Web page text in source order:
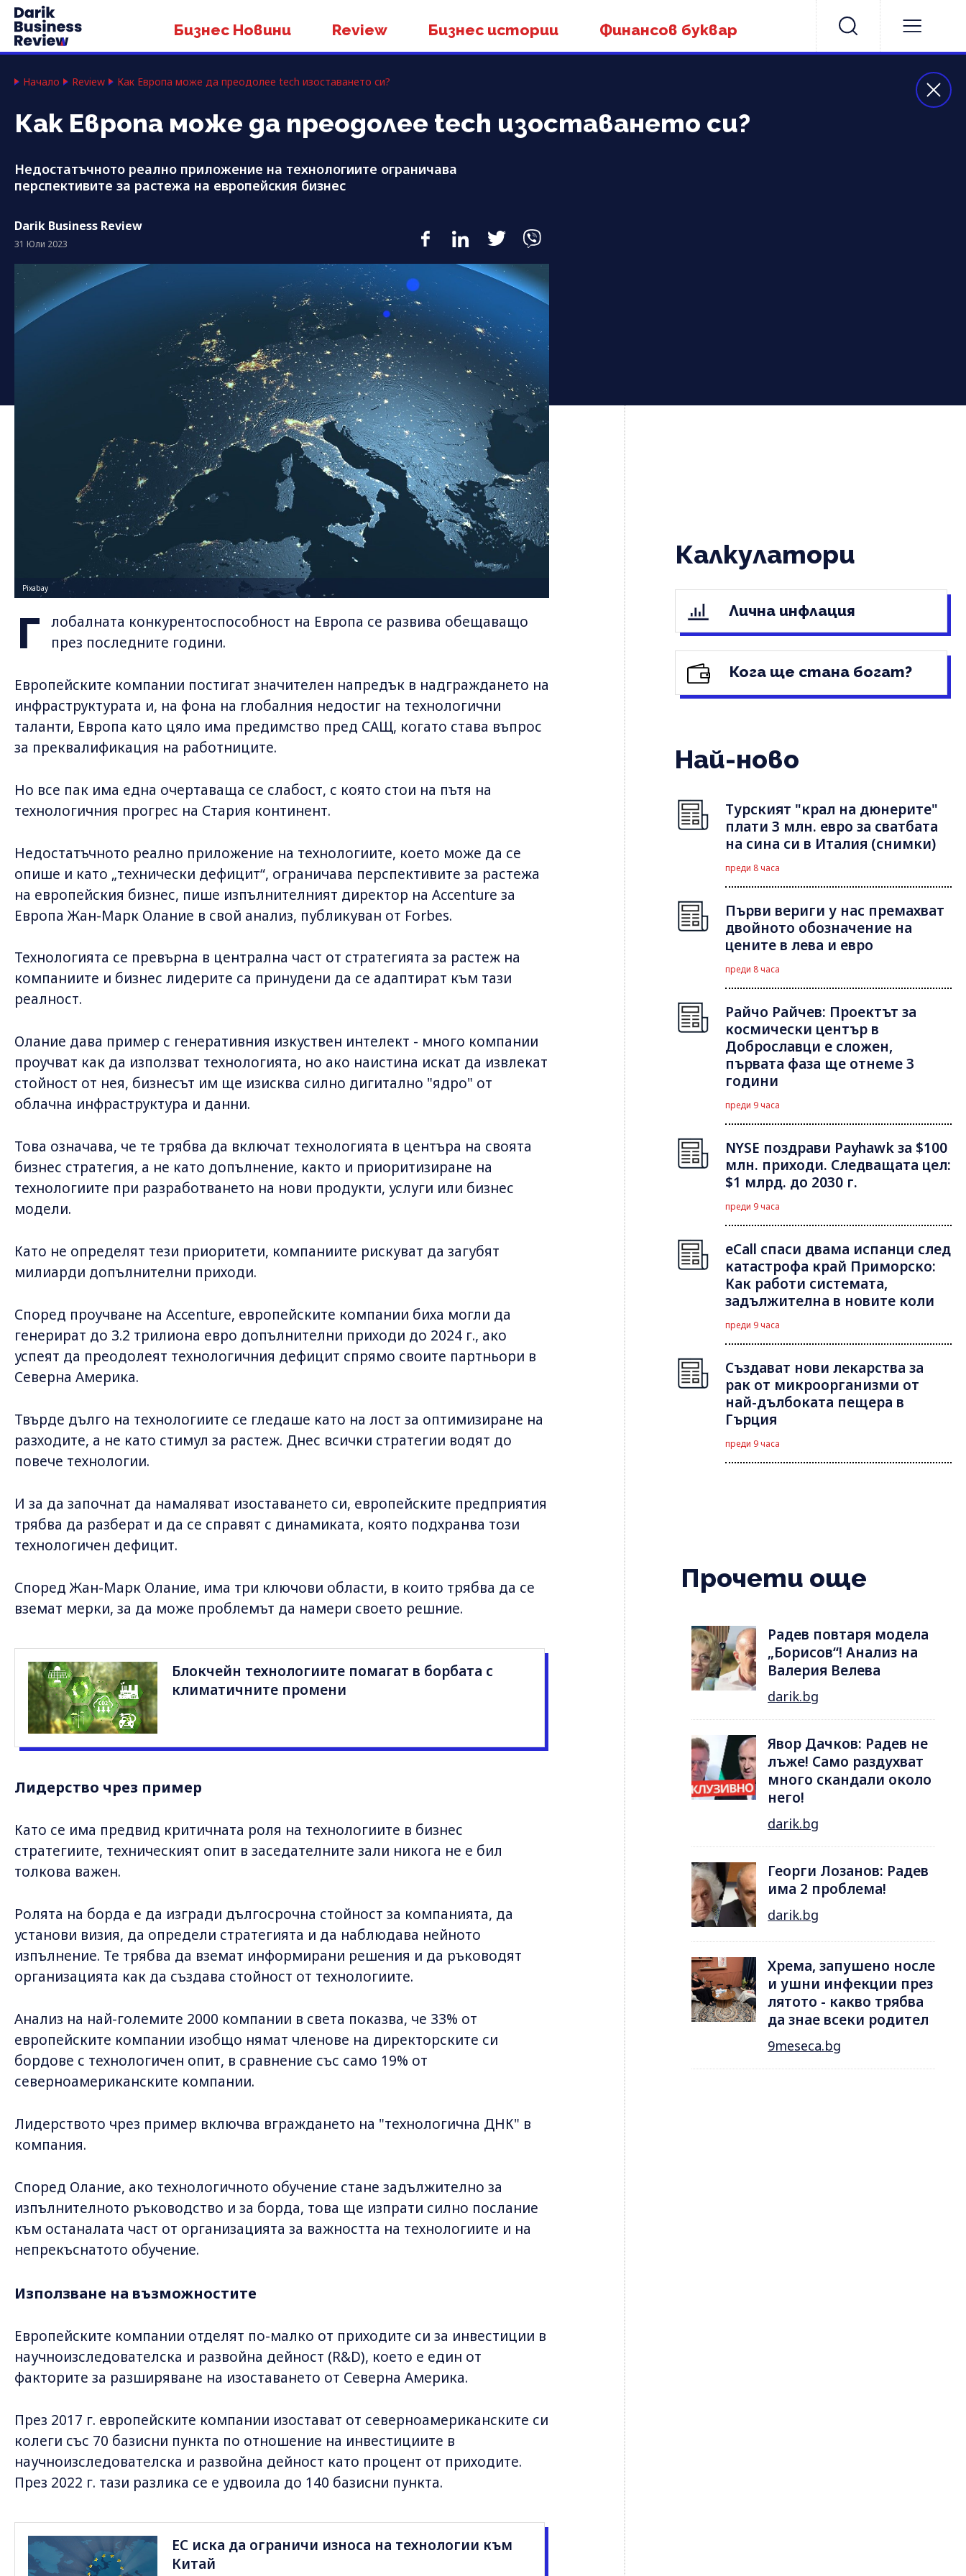
Бизнес Новини Review Бизнес истории Финансов буквар
Начало Review Как Европа може да преодолее tech изоставането си?
Как Европа може да преодолее tech изоставането си?
Недостатъчното реално приложение на технологиите ограничава
перспективите за растежа на европейския бизнес
Darik Business Review
31 Юли 2023
Pixabay
Г
лобалната конкурентоспособност на Европа се развива обещаващо
през последните години.
Европейските компании постигат значителен напредък в надграждането на
инфраструктурата и, на фона на глобалния недостиг на технологични
таланти, Европа като цяло има предимство пред САЩ, когато става въпрос
за преквалификация на работниците.
Но все пак има една очертаваща се слабост, с която стои на пътя на
технологичния прогрес на Стария континент.
Недостатъчното реално приложение на технологиите, което може да се
опише и като „технически дефицит“, ограничава перспективите за растежа
на европейския бизнес, пише изпълнителният директор на Accenture за
Европа Жан-Марк Олание в свой анализ, публикуван от Forbes.
Технологията се превърна в централна част от стратегията за растеж на
компаниите и бизнес лидерите са принудени да се адаптират към тази
реалност.
Олание дава пример с генеративния изкуствен интелект - много компании
проучват как да използват технологията, но ако наистина искат да извлекат
стойност от нея, бизнесът им ще изисква силно дигитално "ядро" от
облачна инфраструктура и данни.
Това означава, че те трябва да включат технологията в центъра на своята
бизнес стратегия, а не като допълнение, както и приоритизиране на
технологиите при разработването на нови продукти, услуги или бизнес
модели.
Като не определят тези приоритети, компаниите рискуват да загубят
милиарди допълнителни приходи.
Според проучване на Accenture, европейските компании биха могли да
генерират до 3.2 трилиона евро допълнителни приходи до 2024 г., ако
успеят да преодолеят технологичния дефицит спрямо своите партньори в
Северна Америка.
Твърде дълго на технологиите се гледаше като на лост за оптимизиране на
разходите, а не като стимул за растеж. Днес всички стратегии водят до
повече технологии.
И за да започнат да намаляват изоставането си, европейските предприятия
трябва да разберат и да се справят с динамиката, която подхранва този
технологичен дефицит.
Според Жан-Марк Олание, има три ключови области, в които трябва да се
вземат мерки, за да може проблемът да намери своето решние.
Блокчейн технологиите помагат в борбата с
климатичните промени
Лидерство чрез пример
Като се има предвид критичната роля на технологиите в бизнес
стратегиите, техническият опит в заседателните зали никога не е бил
толкова важен.
Ролята на борда е да изгради дългосрочна стойност за компанията, да
установи визия, да определи стратегията и да наблюдава нейното
изпълнение. Те трябва да вземат информирани решения и да ръководят
организацията как да създава стойност от технологиите.
Анализ на най-големите 2000 компании в света показва, че 33% от
европейските компании изобщо нямат членове на директорските си
бордове с технологичен опит, в сравнение със само 19% от
северноамериканските компании.
Лидерството чрез пример включва вграждането на "технологична ДНК" в
компания.
Според Олание, ако технологичното обучение стане задължително за
изпълнителното ръководство и за борда, това ще изпрати силно послание
към останалата част от организацията за важността на технологиите и на
непрекъснатото обучение.
Използване на възможностите
Европейските компании отделят по-малко от приходите си за инвестиции в
научноизследователска и развойна дейност (R&D), което е един от
факторите за разширяване на изоставането от Северна Америка.
През 2017 г. европейските компании изостават от северноамериканските си
колеги със 70 базисни пункта по отношение на инвестициите в
научноизследователска и развойна дейност като процент от приходите.
През 2022 г. тази разлика се е удвоила до 140 базисни пункта.
ЕС иска да ограничи износа на технологии към
Китай
Калкулатори
Лична инфлация
Кога ще стана богат?
Най-ново
Турският "крал на дюнерите"
плати 3 млн. евро за сватбата
на сина си в Италия (снимки)
преди 8 часа
Първи вериги у нас премахват
двойното обозначение на
цените в лева и евро
преди 8 часа
Райчо Райчев: Проектът за
космически център в
Доброславци е сложен,
първата фаза ще отнеме 3
години
преди 9 часа
NYSE поздрави Payhawk за $100
млн. приходи. Следващата цел:
$1 млрд. до 2030 г.
преди 9 часа
eCall спаси двама испанци след
катастрофа край Приморско:
Как работи системата,
задължителна в новите коли
преди 9 часа
Създават нови лекарства за
рак от микроорганизми от
най-дълбоката пещера в
Гърция
преди 9 часа
Прочети още
Радев повтаря модела
„Борисов“! Анализ на
Валерия Велева
darik.bg
Явор Дачков: Радев не
лъже! Само раздухват
много скандали около
него!
darik.bg
Георги Лозанов: Радев
има 2 проблема!
darik.bg
Хрема, запушено носле
и ушни инфекции през
лятотo - какво трябва
да знае всеки родител
9meseca.bg